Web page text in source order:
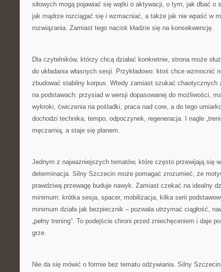
siłowych mogą pojawiać się wątki o aktywacji, o tym, jak dbać o
jak mądrze rozciągać się i wzmacniać, a także jak nie wpaść w
rozwiązania. Zamiast tego nacisk kładzie się na konsekwencję.
Dla czytelników, którzy chcą działać konkretnie, strona może
do układania własnych sesji. Przykładowo: ktoś chce wzmocnić
zbudować stabilny korpus. Wtedy zamiast szukać chaotycznych
na podstawach: przysiad w wersji dopasowanej do możliwości,
wykroki, ćwiczenia na pośladki, praca nad core, a do tego
dochodzi technika, tempo, odpoczynek, regeneracja. I nagle
męczarnią, a staje się planem.
Jednym z najważniejszych tematów, które często przewijają się
determinacja. Silny Szczecin może pomagać zrozumieć, że
prawdziwą przewagę buduje nawyk. Zamiast czekać na idealny
minimum: krótka sesja, spacer, mobilizacja, kilka serii
minimum działa jak bezpiecznik – pozwala utrzymać ciągłość,
„pełny trening”. To podejście chroni przed zniechęceniem i daje
grze.
Nie da się mówić o formie bez tematu odżywiania. Silny